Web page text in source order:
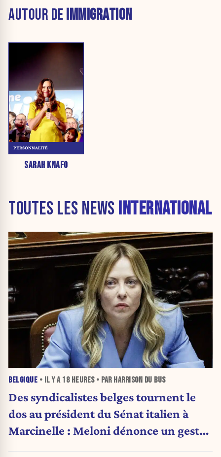
AUTOUR DEIMMIGRATION
SARAH KNAFO
PERSONNALITÉ
TOUTES LES NEWS INTERNATIONAL
BELGIQUE • IL Y A 18 HEURES• PAR HARRISON DU BUS
Des syndicalistes belges tournent le
dos au président du Sénat italien à
Marcinelle : Meloni dénonce un geste